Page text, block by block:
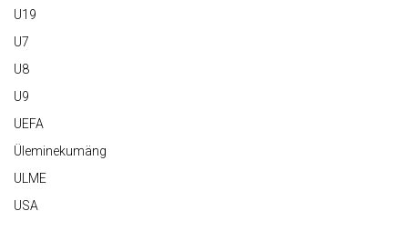
U19
U7
U8
U9
UEFA
Üleminekumäng
ULME
USA